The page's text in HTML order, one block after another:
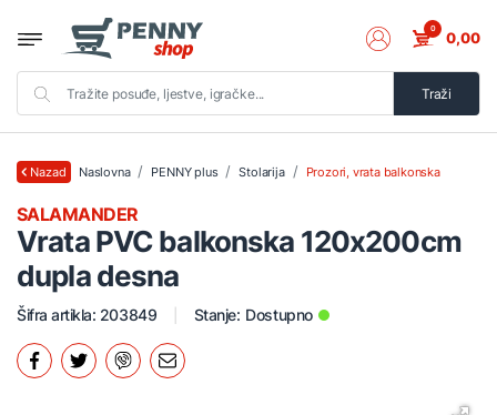
Traži
0 0,00
Nazad Naslovna PENNY plus Stolarija Prozori, vrata balkonska
Vrata PVC balkonska 120x200cm
dupla desna
SALAMANDER
Šifra artikla: 203849 Stanje: Dostupno